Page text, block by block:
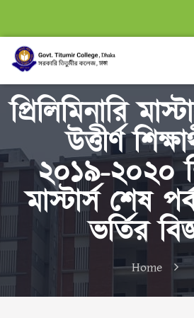
প্রিলিমিনারি
উত্তীর্ণ
২০১৯-২০২০
মাস্টার্স শেষ
ভর্তির
Home